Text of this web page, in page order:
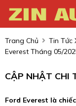
Trang Chủ Tin Tức
Everest Tháng 05/
CẬP NHẬT CHI
Ford Everest là